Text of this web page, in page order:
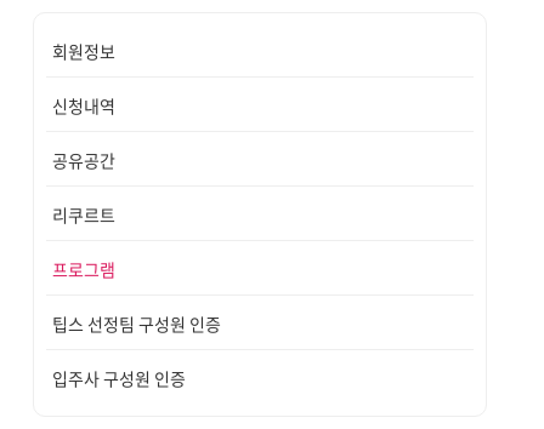
회원정보
신청내역
공유공간
리쿠르트
프로그램
팁스 선정팀 구성원 인증
입주사 구성원 인증